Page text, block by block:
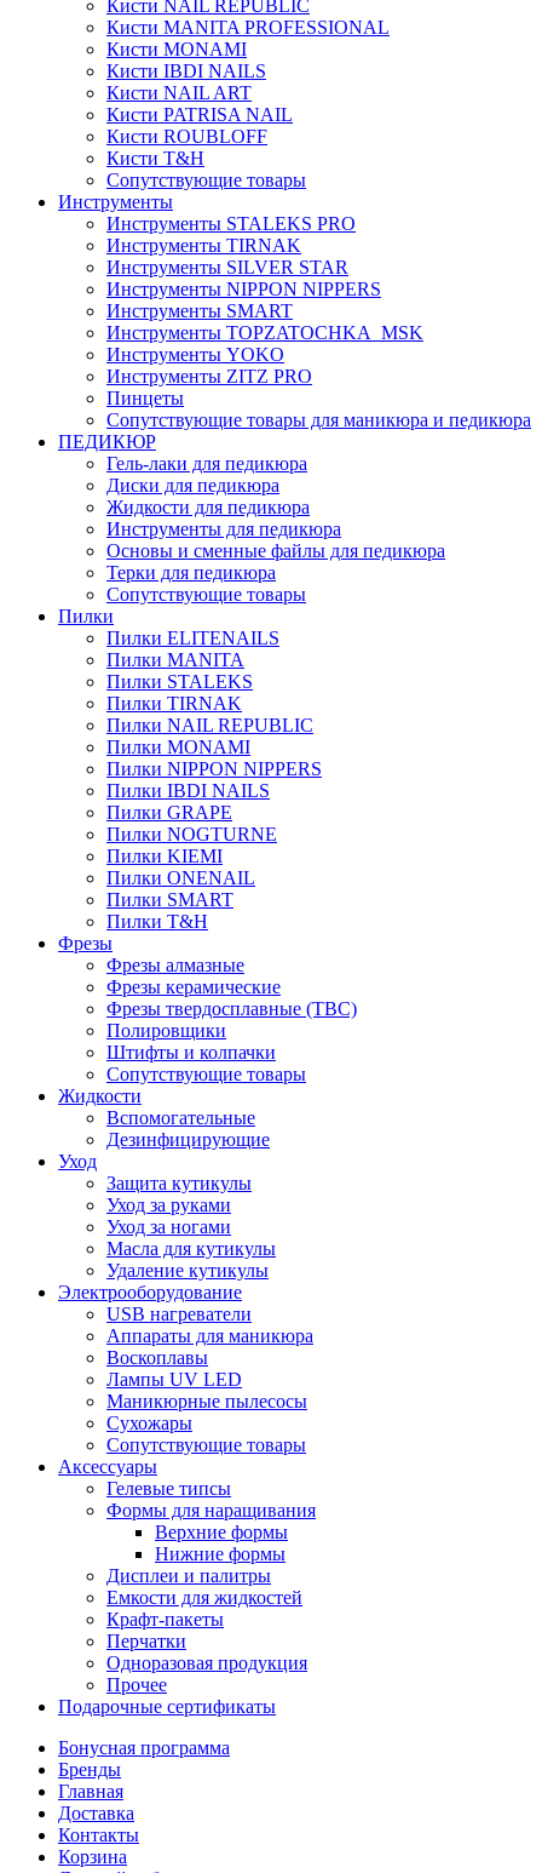
Кисти NAIL REPUBLIC
Кисти MANITA PROFESSIONAL
Кисти MONAMI
Кисти IBDI NAILS
Кисти NAIL ART
Кисти PATRISA NAIL
Кисти ROUBLOFF
Кисти T&H
Сопутствующие товары
Инструменты
Инструменты STALEKS PRO
Инструменты TIRNAK
Инструменты SILVER STAR
Инструменты NIPPON NIPPERS
Инструменты SMART
Инструменты TOPZATOCHKA_MSK
Инструменты YOKO
Инструменты ZITZ PRO
Пинцеты
Сопутствующие товары для маникюра и педикюра
ПЕДИКЮР
Гель-лаки для педикюра
Диски для педикюра
Жидкости для педикюра
Инструменты для педикюра
Основы и сменные файлы для педикюра
Терки для педикюра
Сопутствующие товары
Пилки
Пилки ELITENAILS
Пилки MANITA
Пилки STALEKS
Пилки TIRNAK
Пилки NAIL REPUBLIC
Пилки MONAMI
Пилки NIPPON NIPPERS
Пилки IBDI NAILS
Пилки GRAPE
Пилки NOGTURNE
Пилки KIEMI
Пилки ONENAIL
Пилки SMART
Пилки T&H
Фрезы
Фрезы алмазные
Фрезы керамические
Фрезы твердосплавные (ТВС)
Полировщики
Штифты и колпачки
Сопутствующие товары
Жидкости
Вспомогательные
Дезинфицирующие
Уход
Защита кутикулы
Уход за руками
Уход за ногами
Масла для кутикулы
Удаление кутикулы
Электрооборудование
USB нагреватели
Аппараты для маникюра
Воскоплавы
Лампы UV LED
Маникюрные пылесосы
Сухожары
Сопутствующие товары
Аксессуары
Гелевые типсы
Формы для наращивания
Верхние формы
Нижние формы
Дисплеи и палитры
Емкости для жидкостей
Крафт-пакеты
Перчатки
Одноразовая продукция
Прочее
Подарочные сертификаты
Бонусная программа
Бренды
Главная
Доставка
Контакты
Корзина